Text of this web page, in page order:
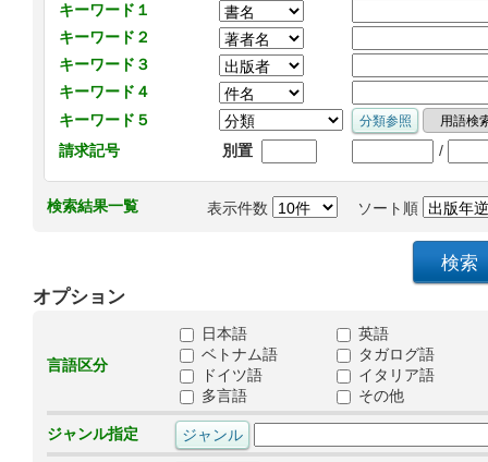
キーワード１
キーワード２
キーワード３
キーワード４
キーワード５
請求記号
別置 /
検索結果一覧 表示件数 ソート順
オプション
言語区分
日本語
英語
ベトナム語
タガログ語
ドイツ語
イタリア語
多言語
その他
ジャンル指定